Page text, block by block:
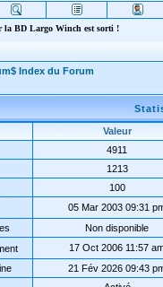
la BD Largo Winch est sorti !
Index du Forum
Valeur
4911
1213
100
05 Mar 2003 09:31
Non disponible
17 Oct 2006 11:57
21 Fév 2026 09:43